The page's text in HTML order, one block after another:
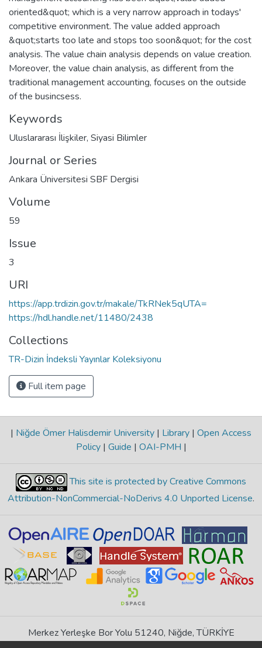
oriented&quot; which is a very narrow approach in todays'
competitive environment. The value added approach
&quot;starts too late and stops too soon&quot; for the cost
analysis. The value chain analysis depends on value creation.
Moreover, the value chain analysis, as different from the
traditional management accounting, focuses on the outside
of the busincsess.
Keywords
Uluslararası İlişkiler, Siyasi Bilimler
Journal or Series
Ankara Üniversitesi SBF Dergisi
Volume
59
Issue
3
URI
https://app.trdizin.gov.tr/makale/TkRNek5qUTA=
https://hdl.handle.net/11480/2438
Collections
TR-Dizin İndeksli Yayınlar Koleksiyonu
Full item page
| Niğde Ömer Halisdemir University | Library | Open Access
Policy | Guide | OAI-PMH |
This site is protected by Creative Commons
Attribution-NonCommercial-NoDerivs 4.0 Unported License.
Merkez Yerleşke Bor Yolu 51240, Niğde, TÜRKİYE